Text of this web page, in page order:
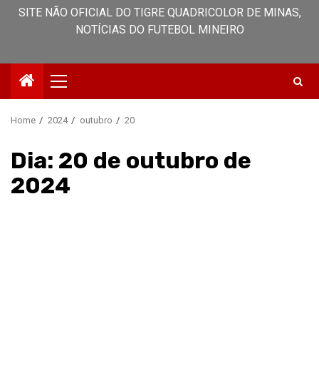
SITE NÃO OFICIAL DO TIGRE QUADRICOLOR DE MINAS,
NOTÍCIAS DO FUTEBOL MINEIRO
Primary
Menu
Home 2024 outubro 20
Dia: 20 de outubro de
2024